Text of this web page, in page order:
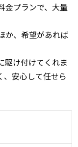
金プランで、大量
か、希望があれば
駆け付けてくれま
、安心して任せら